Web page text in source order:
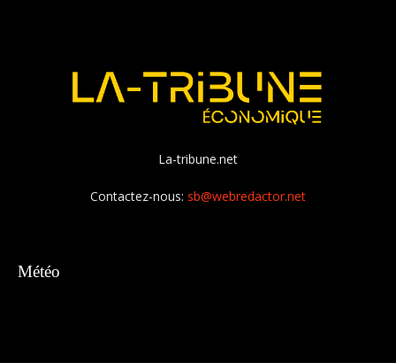
La-tribune.net
Contactez-nous: sb@webredactor.net
Météo